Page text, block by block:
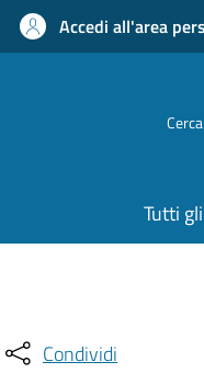
Accedi all'area
Cerca
Tutti
Condividi